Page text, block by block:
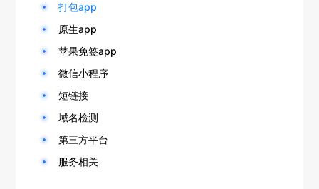
打包app
原生app
苹果免签app
微信小程序
短链接
域名检测
第三方平台
服务相关